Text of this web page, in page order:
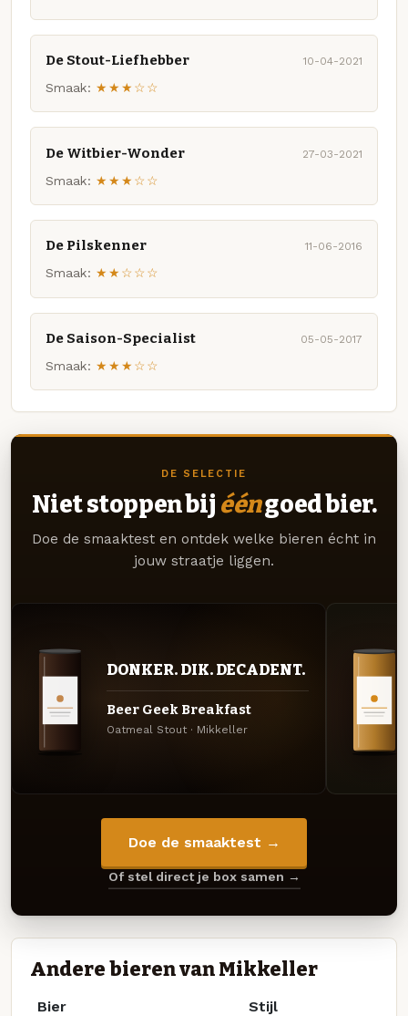
De Stout-Liefhebber 10-04-2021
Smaak: ★★★☆☆
De Witbier-Wonder 27-03-2021
Smaak: ★★★☆☆
De Pilskenner 11-06-2016
Smaak: ★★☆☆☆
De Saison-Specialist 05-05-2017
Smaak: ★★★☆☆
DE SELECTIE
Niet stoppen bij ééngoed bier.
Doe de smaaktest en ontdek welke bieren écht in
jouw straatje liggen.
DONKER. DIK. DECADENT.
Beer Geek Breakfast
Oatmeal Stout · Mikkeller
Doe de smaaktest →
Of stel direct je box samen →
Andere bieren van Mikkeller
Bier Stijl